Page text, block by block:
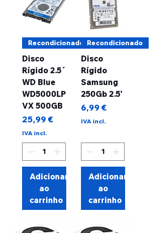
Recondicionado
Disco
Rígido 2.5´
WD Blue
WD5000LP
VX 500GB
Preço
25,99 €
IVA incl.
Adicionar
ao
carrinho
Recondicionado
Disco
Rígido
Samsung
250Gb 2.5'
Preço
6,99 €
IVA incl.
Adicionar
ao
carrinho